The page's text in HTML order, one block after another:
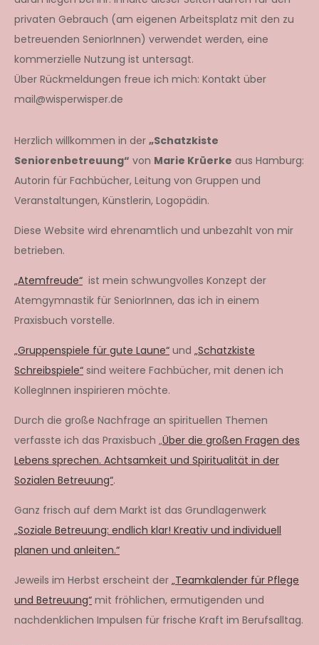
privaten Gebrauch (am eigenen Arbeitsplatz mit den zu
betreuenden SeniorInnen) verwendet werden, eine
kommerzielle Nutzung ist untersagt.
Über Rückmeldungen freue ich mich: Kontakt über
mail@wisperwisper.de
Herzlich willkommen in der „Schatzkiste
Seniorenbetreuung“ von Marie Krüerke aus Hamburg:
Autorin für Fachbücher, Leitung von Gruppen und
Veranstaltungen, Künstlerin, Logopädin.
Diese Website wird ehrenamtlich und unbezahlt von mir
betrieben.
„Atemfreude“ ist mein schwungvolles Konzept der
Atemgymnastik für SeniorInnen, das ich in einem
Praxisbuch vorstelle.
„Gruppenspiele für gute Laune“ und „Schatzkiste
Schreibspiele“ sind weitere Fachbücher, mit denen ich
KollegInnen inspirieren möchte.
Durch die große Nachfrage an spirituellen Themen
verfasste ich das Praxisbuch „Über die großen Fragen des
Lebens sprechen. Achtsamkeit und Spiritualität in der
Sozialen Betreuung“.
Ganz frisch auf dem Markt ist das Grundlagenwerk
„Soziale Betreuung: endlich klar! Kreativ und individuell
planen und anleiten.“
Jeweils im Herbst erscheint der „Teamkalender für Pflege
und Betreuung“ mit fröhlichen, ermutigenden und
nachdenklichen Impulsen für frische Kraft im Berufsalltag.